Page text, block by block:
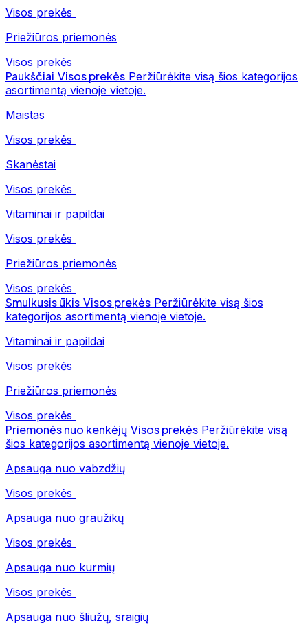
Visos prekės
Priežiūros priemonės
Visos prekės
Paukščiai Visos prekės Peržiūrėkite visą šios kategorijos
asortimentą vienoje vietoje.
Maistas
Visos prekės
Skanėstai
Visos prekės
Vitaminai ir papildai
Visos prekės
Priežiūros priemonės
Visos prekės
Smulkusis ūkis Visos prekės Peržiūrėkite visą šios
kategorijos asortimentą vienoje vietoje.
Vitaminai ir papildai
Visos prekės
Priežiūros priemonės
Visos prekės
Priemonės nuo kenkėjų Visos prekės Peržiūrėkite visą
šios kategorijos asortimentą vienoje vietoje.
Apsauga nuo vabzdžių
Visos prekės
Apsauga nuo graužikų
Visos prekės
Apsauga nuo kurmių
Visos prekės
Apsauga nuo šliužų, sraigių